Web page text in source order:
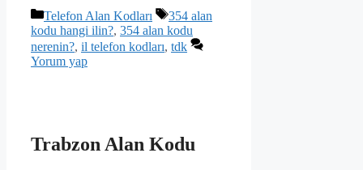
Kategoriler
Telefon Alan Kodları Etiketler
354 alan
kodu hangi ilin?, 354 alan kodu
nerenin?, il telefon kodları, tdk
Yorum yap
Trabzon Alan Kodu